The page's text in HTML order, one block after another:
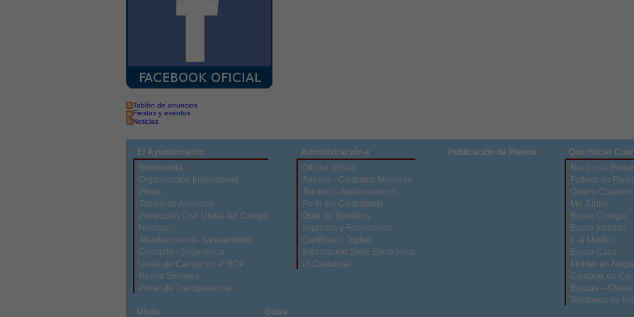
Tablón de anuncios
Fiestas y eventos
Noticias
El Ayuntamiento
Bienvenida
Organización Institucional
Pleno
Tablón de Anuncios
Protección Civil Uleila del Campo
Normas
Abastecimiento-Saneamiento
Contacto - Sugerencia
Uleila de Campo en el BOP
Redes Sociales
Portal de Transparencia
Administración-e
Oficina Virtual
Anexos - Contratos Menores
Terceros- Apoderamiento
Perfil del Contratante
Guía de Servicios
Impresos y Formularios
Certificado Digital
Información Sede Electrónica
PI Castastral
Publicación de Plenos
Que Hacer
Nace una
Fallece un
Quiero Casarme
Me Jubilo
Busco Colegio
Busco Instituto
Ir al Médico
Busco Casa
Montar un
Comprar un
Buscas –
Teléfonos de
Uleila
Guías